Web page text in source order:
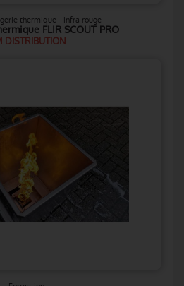
thermique - infra rouge
FLIR SCOUT PRO
DISTRIBUTION